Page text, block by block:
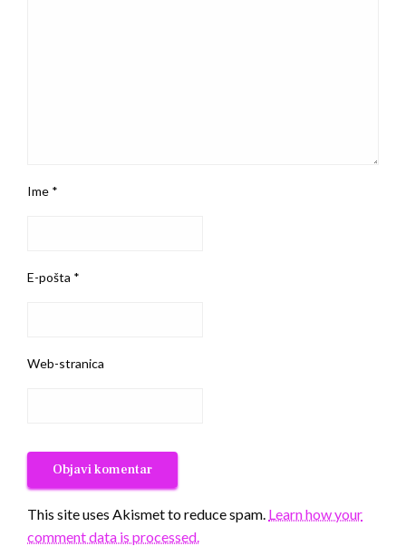
Ime *
E-pošta *
Web-stranica
This site uses Akismet to reduce spam. Learn how your
comment data is processed.